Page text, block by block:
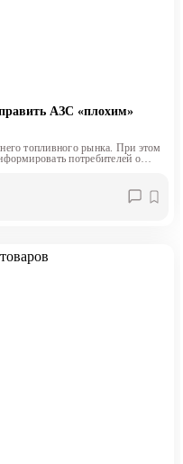
АЗС «плохим»
топливного рынка. При этом
потребителей о